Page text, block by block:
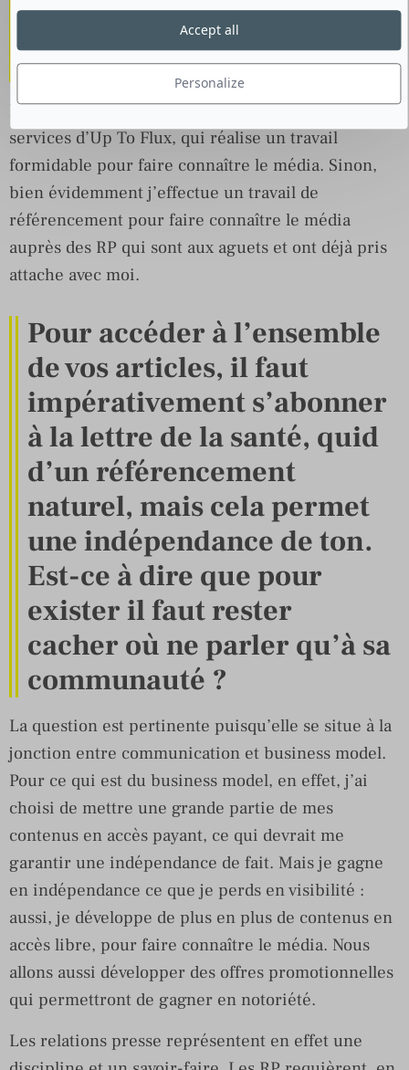
principalement des actions
engagées ?
En fait de communication, je me suis attaché les
services d’Up To Flux, qui réalise un travail
formidable pour faire connaître le média. Sinon,
bien évidemment j’effectue un travail de
référencement pour faire connaître le média
auprès des RP qui sont aux aguets et ont déjà pris
attache avec moi.
Pour accéder à l’ensemble
de vos articles, il faut
impérativement s’abonner
à la lettre de la santé, quid
d’un référencement
naturel, mais cela permet
une indépendance de ton.
Est-ce à dire que pour
exister il faut rester
cacher où ne parler qu’à sa
communauté ?
La question est pertinente puisqu’elle se situe à la
jonction entre communication et business model.
Pour ce qui est du business model, en effet, j’ai
choisi de mettre une grande partie de mes
contenus en accès payant, ce qui devrait me
garantir une indépendance de fait. Mais je gagne
en indépendance ce que je perds en visibilité :
aussi, je développe de plus en plus de contenus en
accès libre, pour faire connaître le média. Nous
allons aussi développer des offres promotionnelles
qui permettront de gagner en notoriété.
Les relations presse représentent en effet une
Personalize
Accept all